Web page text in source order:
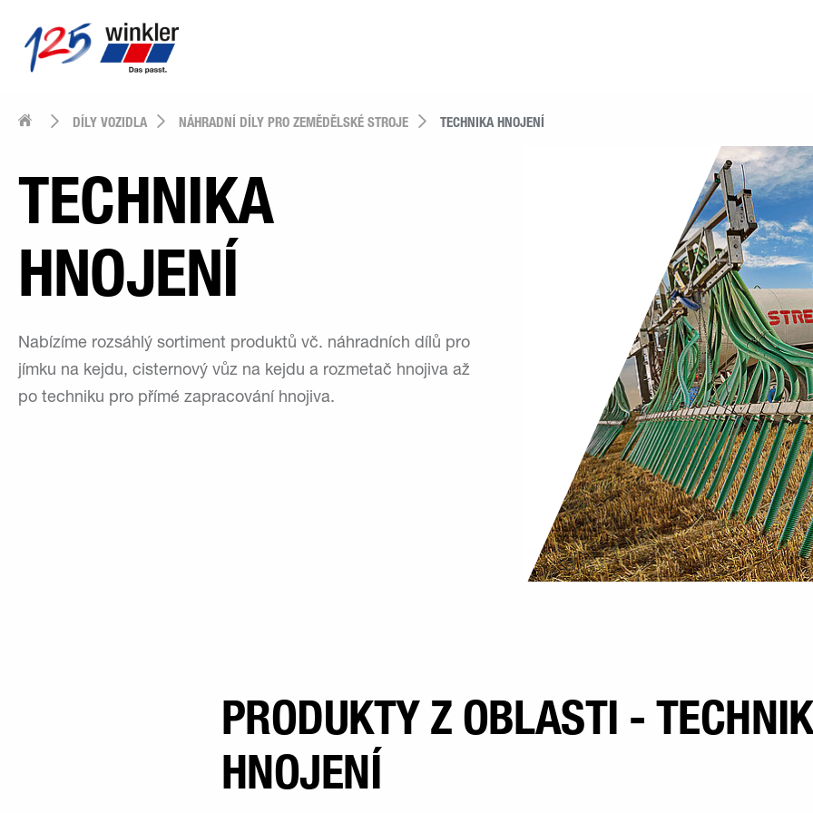
DÍLY VOZIDLA NÁHRADNÍ DÍLY PRO ZEMĚDĚLSKÉ STROJE TECHNIKA HNOJENÍ
TECHNIKA
HNOJENÍ
Nabízíme rozsáhlý sortiment produktů vč. náhradních dílů pro
jímku na kejdu, cisternový vůz na kejdu a rozmetač hnojiva až
po techniku pro přímé zapracování hnojiva.
PRODUKTY Z OBLASTI -
HNOJENÍ